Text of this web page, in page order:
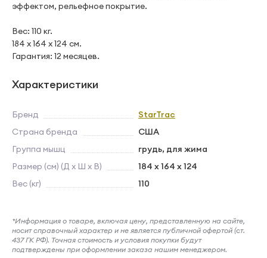
эффектом, рельефное покрытие.
Вес: 110 кг.
184 х 164 х 124 см.
Гарантия: 12 месяцев.
Характеристики
Бренд
StarTrac
Страна бренда
США
Группа мышц
грудь, для жима
Размер (см) (Д х Ш х В)
184 х 164 х 124
Вес (кг)
110
*Информация о товаре, включая цену, представленную на сайте,
носит справочный характер и не является публичной офертой (ст.
437 ГК РФ). Точная стоимость и условия покупки будут
подтверждены при оформлении заказа нашим менеджером.